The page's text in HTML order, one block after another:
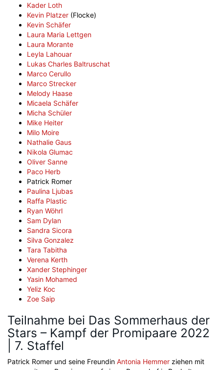
Kader Loth
Kevin Platzer (Flocke)
Kevin Schäfer
Laura Maria Lettgen
Laura Morante
Leyla Lahouar
Lukas Charles Baltruschat
Marco Cerullo
Marco Strecker
Melody Haase
Micaela Schäfer
Micha Schüler
Mike Heiter
Milo Moire
Nathalie Gaus
Nikola Glumac
Oliver Sanne
Paco Herb
Patrick Romer
Paulina Ljubas
Raffa Plastic
Ryan Wöhrl
Sam Dylan
Sandra Sicora
Silva Gonzalez
Tara Tabitha
Verena Kerth
Xander Stephinger
Yasin Mohamed
Yeliz Koc
Zoe Saip
Teilnahme bei Das Sommerhaus der
Stars – Kampf der Promipaare 2022
| 7. Staffel
Patrick Romer und seine Freundin Antonia Hemmer ziehen mit